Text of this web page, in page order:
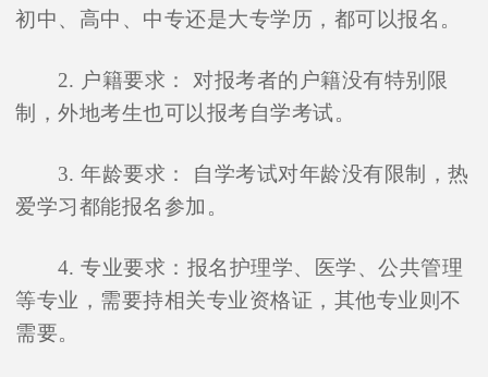
初中、高中、中专还是大专学历，都可以报名。
2. 户籍要求： 对报考者的户籍没有特别限
制，外地考生也可以报考自学考试。
3. 年龄要求： 自学考试对年龄没有限制，热
爱学习都能报名参加。
4. 专业要求：报名护理学、医学、公共管理
等专业，需要持相关专业资格证，其他专业则不
需要。